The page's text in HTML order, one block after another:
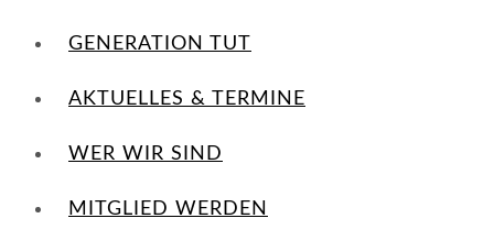
GENERATION TUT
AKTUELLES & TERMINE
WER WIR SIND
MITGLIED WERDEN